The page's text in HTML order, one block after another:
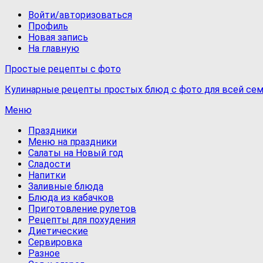
Войти/авторизоваться
Профиль
Новая запись
На главную
Простые рецепты с фото
Кулинарные рецепты простых блюд с фото для всей
Меню
Праздники
Меню на праздники
Салаты на Новый год
Сладости
Напитки
Заливные блюда
Блюда из кабачков
Приготовление рулетов
Рецепты для похудения
Диетические
Сервировка
Разное